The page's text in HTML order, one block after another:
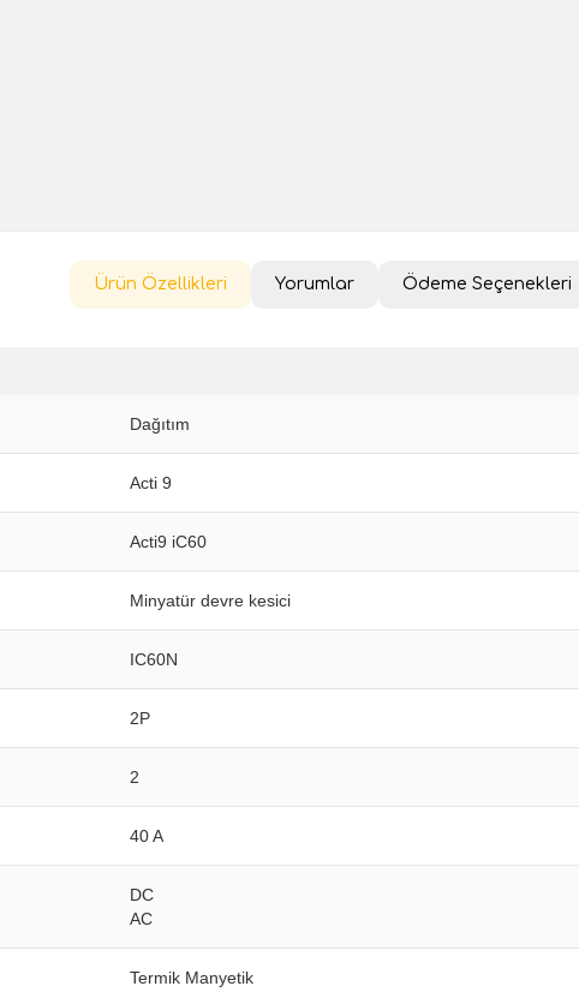
Ürün Özellikleri Yorumlar Ödeme Seçenekleri
Dağıtım
Acti 9
Acti9 iC60
Minyatür devre kesici
IC60N
2P
2
40 A
DC
AC
Termik Manyetik